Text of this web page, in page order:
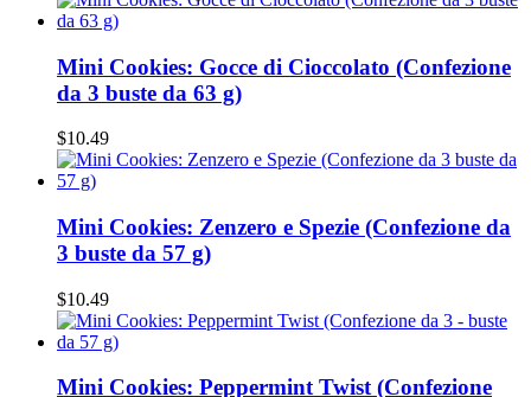
Mini Cookies: Gocce di Cioccolato (Confezione
da 3 buste da 63 g)
$10.49
Mini Cookies: Zenzero e Spezie (Confezione da
3 buste da 57 g)
$10.49
Mini Cookies: Peppermint Twist (Confezione